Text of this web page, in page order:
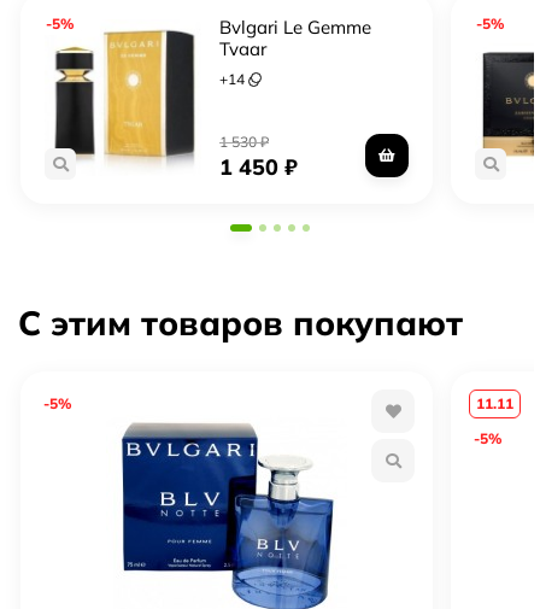
Тестер — полноценный флакон, часто без
подарочной упаковки, обычно выгоднее
Полный флакон — запечатанный оригинал в
заводской упаковке
-5%
Bvlgari Le Gemme
Tygar
+14
1 530₽
1 450₽
-5%
С этим товаров покупают
-5%
11.11
-5%